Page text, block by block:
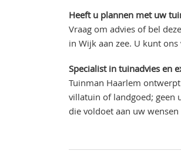
Heeft u plannen met uw
Vraag om advies of bel
in Wijk aan zee. U kunt
Specialist in tuinadvies en
Tuinman Haarlem
villatuin of landgoed; geen
die voldoet aan uw